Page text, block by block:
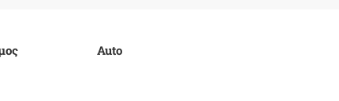
Auto